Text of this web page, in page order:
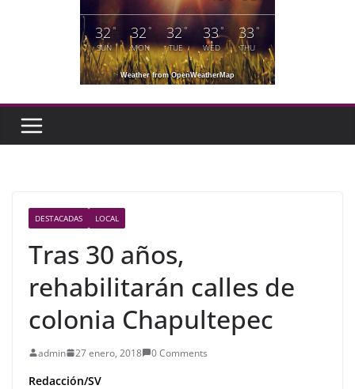
32°
SUN
32 °
MON
32°
TUE
33°
WED
33°
THU
Weather from OpenWeatherMap
DESTACADAS LOCAL
Tras 30 años,
rehabilitarán calles de
colonia Chapultepec
admin 27 enero, 2018 0 Comments
Redacción/SV